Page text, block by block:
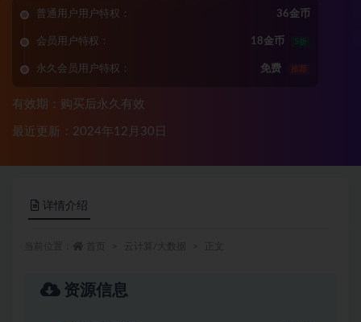
普通用户用户特权： 36金币
会员用户特权： 18金币 5折
永久会员用户特权： 免费 推荐
有效期：购买后永久有效
最近更新：2024年12月30日
详情介绍
资源信息